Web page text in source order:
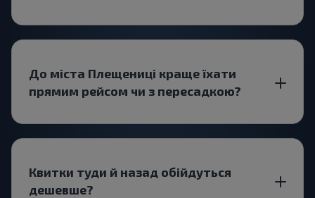
До міста Плещениці краще їхати
прямим рейсом чи з пересадкою?
Квитки туди й назад обійдуться
дешевше?